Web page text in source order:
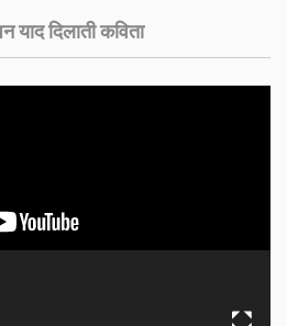
याद दिलाती कविता